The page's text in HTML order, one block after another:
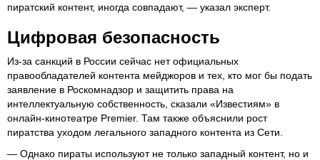
пиратский контент, иногда совпадают, — указал эксперт.
Цифровая безопасность
Из-за санкций в России сейчас нет официальных
правообладателей контента мейджоров и тех, кто мог бы подать
заявление в Роскомнадзор и защитить права на
интеллектуальную собственность, сказали «Известиям» в
онлайн-кинотеатре Premier. Там также объяснили рост
пиратства уходом легального западного контента из Сети.
— Однако пираты используют не только западный контент, но и